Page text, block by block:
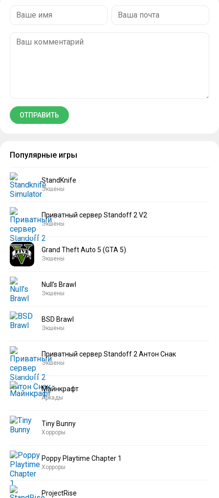
Популярные игры
StandKnife
Экшены
Приватный сервер Standoff 2 V2
Экшены
Grand Theft Auto 5 (GTA 5)
Экшены
Null’s Brawl
Экшены
BSD Brawl
Экшены
Приватный сервер Standoff 2 Антон Снак
Экшены
Майнкрафт
Аркады
Tiny Bunny
Хорроры
Poppy Playtime Chapter 1
Хорроры
ProjectRise